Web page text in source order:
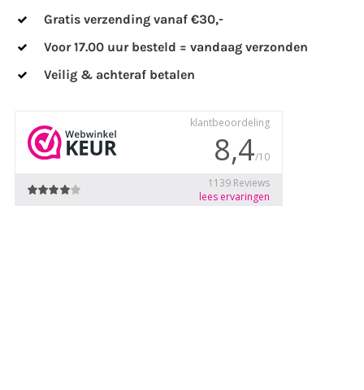
Gratis verzending vanaf €30,-
Voor 17.00 uur besteld = vandaag verzonden
Veilig & achteraf betalen